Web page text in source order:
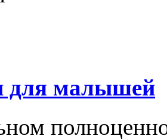
для малышей